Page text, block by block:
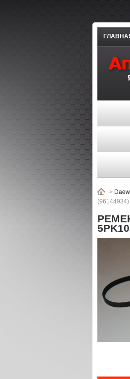
>
(96144934)